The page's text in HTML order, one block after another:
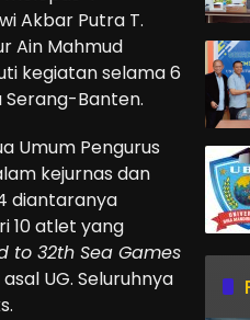
Akbar Putra T.
Ain Mahmud
kegiatan selama 6
Serang-Banten.
Umum Pengurus
kejurnas dan
diantaranya
10 atlet yang
to 32th Sea Games
UG. Seluruhnya